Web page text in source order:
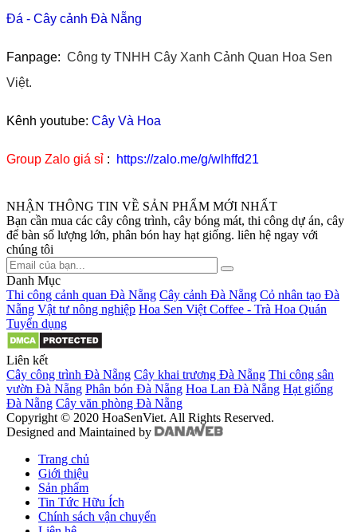
Đá - Cây cảnh Đà Nẵng
Fanpage: Công ty TNHH Cây Xanh Cảnh Quan Hoa Sen
Việt.
Kênh youtube: Cây Và Hoa
Group Zalo giá sỉ : https://zalo.me/g/wlhffd21
NHẬN THÔNG TIN VỀ SẢN PHẨM MỚI NHẤT
Bạn cần mua các cây công trình, cây bóng mát, thi công dự án, cây
để bàn số lượng lớn, phân bón hay hạt giống. liên hệ ngay với
chúng tôi
Danh Mục
Thi công cảnh quan Đà Nẵng Cây cảnh Đà Nẵng Cỏ nhân tạo Đà
Nẵng Vật tư nông nghiệp Hoa Sen Việt Coffee - Trà Hoa Quán
Tuyển dụng
Liên kết
Cây công trình Đà Nẵng Cây khai trương Đà Nẵng Thi công sân
vườn Đà Nẵng Phân bón Đà Nẵng Hoa Lan Đà Nẵng Hạt giống
Đà Nẵng Cây văn phòng Đà Nẵng
Copyright © 2020 HoaSenViet. All Rights Reserved.
Designed and Maintained by
Trang chủ
Giới thiệu
Sản phẩm
Tin Tức Hữu Ích
Chính sách vận chuyển